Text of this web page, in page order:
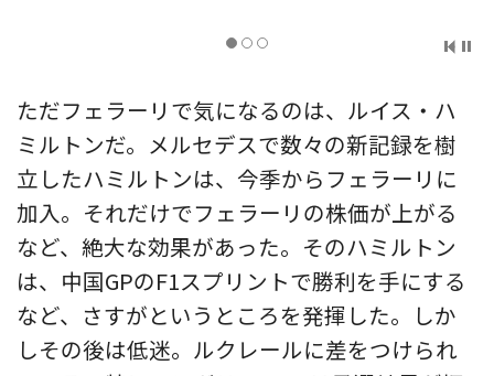
ただフェラーリで気になるのは、ルイス・ハ
ミルトンだ。メルセデスで数々の新記録を樹
立したハミルトンは、今季からフェラーリに
加入。それだけでフェラーリの株価が上がる
など、絶大な効果があった。そのハミルトン
は、中国GPのF1スプリントで勝利を手にする
など、さすがというところを発揮した。しか
しその後は低迷。ルクレールに差をつけられ